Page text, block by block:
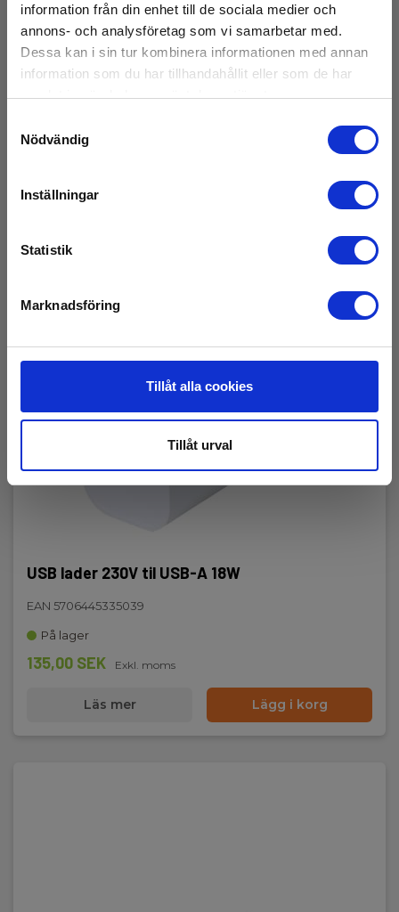
information från din enhet till de sociala medier och
annons- och analysföretag som vi samarbetar med.
Dessa kan i sin tur kombinera informationen med annan
information som du har tillhandahållit eller som de har
samlat in när du har använt deras tjänster.
Nödvändig
Inställningar
Statistik
Marknadsföring
Tillåt alla cookies
Tillåt urval
På lager
145,00 SEK Exkl. moms
USB lader 230V til USB-A 18W
EAN 5706445335039
På lager
135,00 SEK Exkl. moms
Läs mer Lägg i korg